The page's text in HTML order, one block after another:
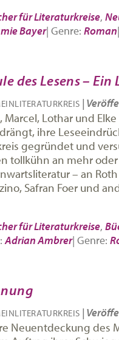
für Literaturkreise,
Bayer| Genre: Roman|
des Lesens –
|
Marcel, Lothar und
ihre
gegründet und
tollkühn an mehr
– an
Safran Foer und
für Literaturkreise,
Adrian Ambrer| Genre:
|
Neuentdeckung des